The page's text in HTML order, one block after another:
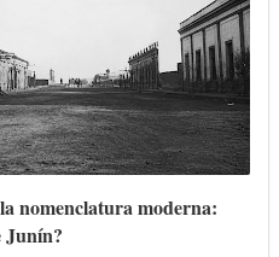
nomenclatura moderna:
Junín?